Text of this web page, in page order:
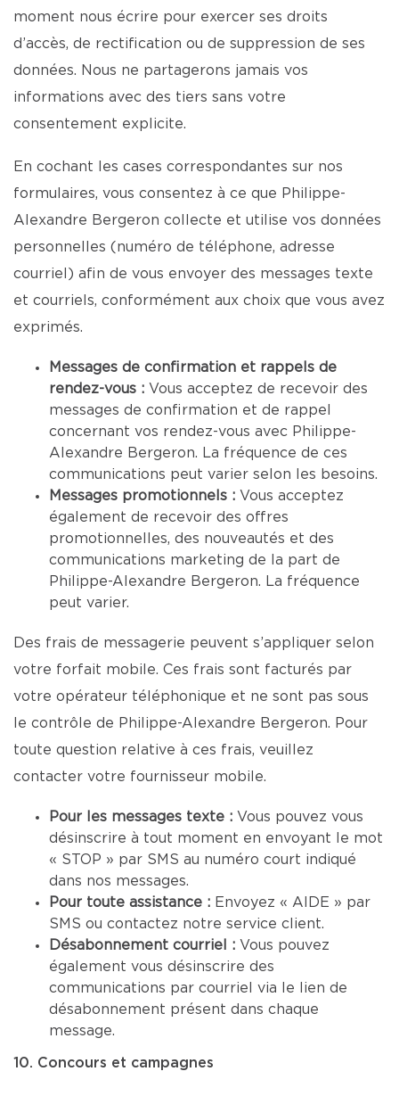
moment nous écrire pour exercer ses droits
d’accès, de rectification ou de suppression de ses
données. Nous ne partagerons jamais vos
informations avec des tiers sans votre
consentement explicite.
En cochant les cases correspondantes sur nos
formulaires, vous consentez à ce que Philippe-
Alexandre Bergeron collecte et utilise vos données
personnelles (numéro de téléphone, adresse
courriel) afin de vous envoyer des messages texte
et courriels, conformément aux choix que vous avez
exprimés.
Messages de confirmation et rappels de
rendez-vous : Vous acceptez de recevoir des
messages de confirmation et de rappel
concernant vos rendez-vous avec Philippe-
Alexandre Bergeron. La fréquence de ces
communications peut varier selon les besoins.
Messages promotionnels : Vous acceptez
également de recevoir des offres
promotionnelles, des nouveautés et des
communications marketing de la part de
Philippe-Alexandre Bergeron. La fréquence
peut varier.
Des frais de messagerie peuvent s’appliquer selon
votre forfait mobile. Ces frais sont facturés par
votre opérateur téléphonique et ne sont pas sous
le contrôle de Philippe-Alexandre Bergeron. Pour
toute question relative à ces frais, veuillez
contacter votre fournisseur mobile.
Pour les messages texte : Vous pouvez vous
désinscrire à tout moment en envoyant le mot
« STOP » par SMS au numéro court indiqué
dans nos messages.
Pour toute assistance : Envoyez « AIDE » par
SMS ou contactez notre service client.
Désabonnement courriel : Vous pouvez
également vous désinscrire des
communications par courriel via le lien de
désabonnement présent dans chaque
message.
10. Concours et campagnes